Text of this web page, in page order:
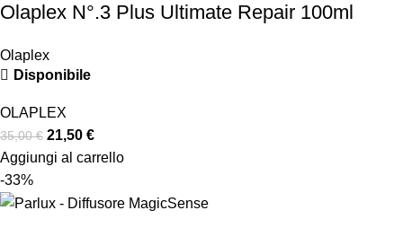
Olaplex N°.3 Plus Ultimate Repair 100ml
Olaplex
Disponibile
OLAPLEX
35,00€ 21,50 €
Aggiungi al carrello
-33%